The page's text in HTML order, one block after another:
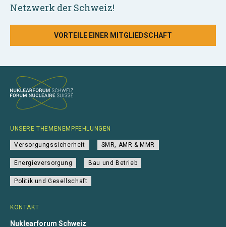
Netzwerk der Schweiz!
VORTEILE EINER MITGLIEDSCHAFT
KONTAKT
Nuklearforum Schweiz
UNSERE THEMENEMPFEHLUNGEN
Versorgungssicherheit SMR, AMR & MMR
Energieversorgung Bau und Betrieb
Politik und Gesellschaft